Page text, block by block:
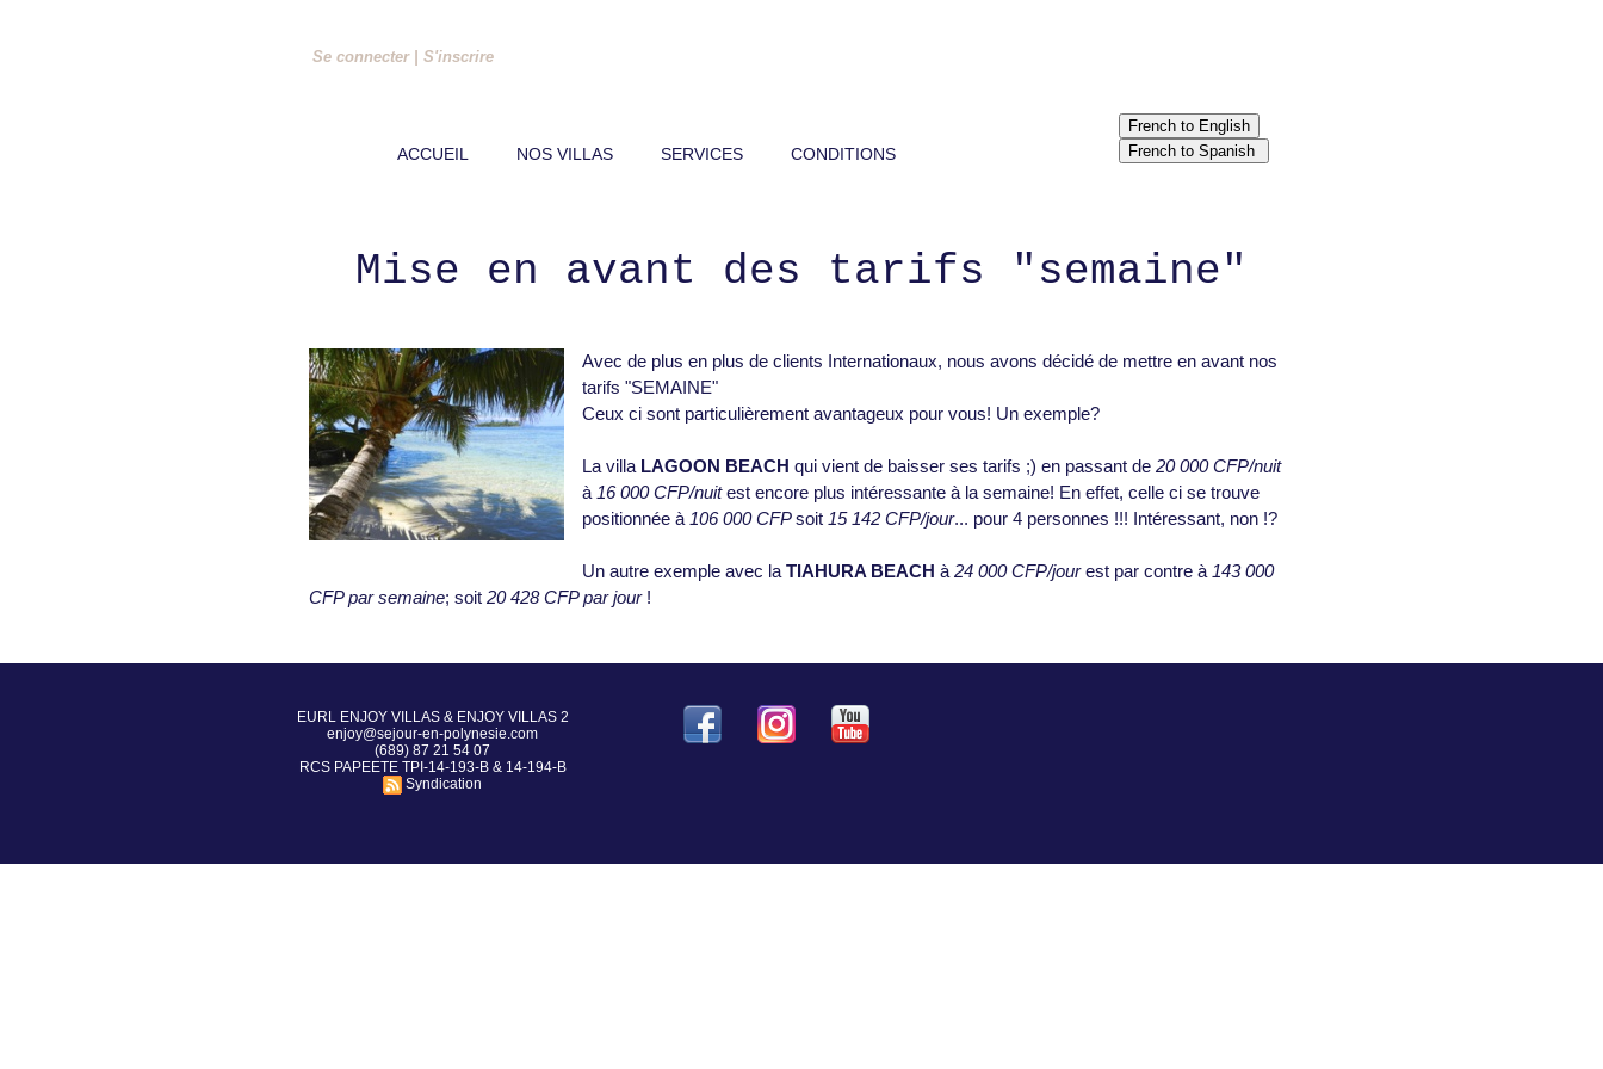
Se connecter| S'inscrire
ACCUEIL NOS VILLAS SERVICES CONDITIONS
Mise en avant des tarifs "semaine"
Avec de plus en plus de clients Internationaux, nous avons décidé de mettre en avant nos
tarifs "SEMAINE"
Ceux ci sont particulièrement avantageux pour vous! Un exemple?
La villa LAGOON BEACH qui vient de baisser ses tarifs ;) en passant de 20 000 CFP/nuit
à 16 000 CFP/nuitest encore plus intéressante à la semaine! En effet, celle ci se trouve
positionnée à 106 000 CFPsoit 15 142 CFP/jour... pour 4 personnes !!! Intéressant, non !?
Un autre exemple avec la TIAHURA BEACH à 24 000 CFP/jourest par contre à 143 000
CFP par semaine; soit 20 428 CFP par jour!
EURL ENJOY VILLAS & ENJOY VILLAS 2
enjoy@sejour-en-polynesie.com
(689) 87 21 54 07
RCS PAPEETE TPI-14-193-B & 14-194-B
Syndication